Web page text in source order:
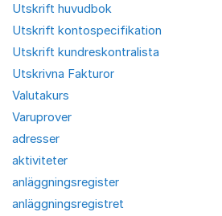
Utskrift huvudbok
Utskrift kontospecifikation
Utskrift kundreskontralista
Utskrivna Fakturor
Valutakurs
Varuprover
adresser
aktiviteter
anläggningsregister
anläggningsregistret